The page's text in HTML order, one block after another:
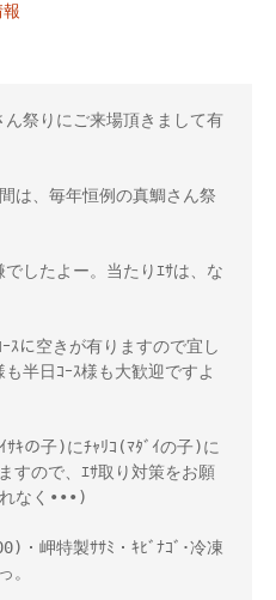
祭りにご来場頂きまして有
、毎年恒例の真鯛さん祭
したよー。当たりｴｻは、な
に空きが有りますので宜し
半日ｺｰｽ様も大歓迎ですよ
ｷの子)にﾁｬﾘｺ(ﾏﾀﾞｲの子)に
すので、ｴｻ取り対策をお願
なく•••)
・岬特製ｻｻﾐ・ｷﾋﾞﾅｺﾞ･冷凍
。